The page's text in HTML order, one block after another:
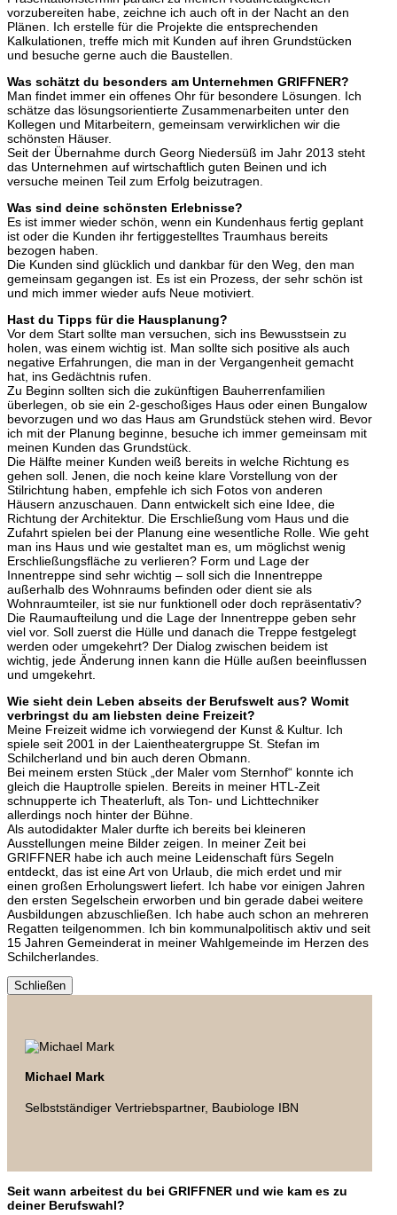
vorzubereiten habe, zeichne ich auch oft in der Nacht an den
Plänen. Ich erstelle für die Projekte die entsprechenden
Kalkulationen, treffe mich mit Kunden auf ihren Grundstücken
und besuche gerne auch die Baustellen.
Was schätzt du besonders am Unternehmen GRIFFNER?
Man findet immer ein offenes Ohr für besondere Lösungen. Ich
schätze das lösungsorientierte Zusammenarbeiten unter den
Kollegen und Mitarbeitern, gemeinsam verwirklichen wir die
schönsten Häuser.
Seit der Übernahme durch Georg Niedersüß im Jahr 2013 steht
das Unternehmen auf wirtschaftlich guten Beinen und ich
versuche meinen Teil zum Erfolg beizutragen.
Was sind deine schönsten Erlebnisse?
Es ist immer wieder schön, wenn ein Kundenhaus fertig geplant
ist oder die Kunden ihr fertiggestelltes Traumhaus bereits
bezogen haben.
Die Kunden sind glücklich und dankbar für den Weg, den man
gemeinsam gegangen ist. Es ist ein Prozess, der sehr schön ist
und mich immer wieder aufs Neue motiviert.
Hast du Tipps für die Hausplanung?
Vor dem Start sollte man versuchen, sich ins Bewusstsein zu
holen, was einem wichtig ist. Man sollte sich positive als auch
negative Erfahrungen, die man in der Vergangenheit gemacht
hat, ins Gedächtnis rufen.
Zu Beginn sollten sich die zukünftigen Bauherrenfamilien
überlegen, ob sie ein 2-geschoßiges Haus oder einen Bungalow
bevorzugen und wo das Haus am Grundstück stehen wird. Bevor
ich mit der Planung beginne, besuche ich immer gemeinsam mit
meinen Kunden das Grundstück.
Die Hälfte meiner Kunden weiß bereits in welche Richtung es
gehen soll. Jenen, die noch keine klare Vorstellung von der
Stilrichtung haben, empfehle ich sich Fotos von anderen
Häusern anzuschauen. Dann entwickelt sich eine Idee, die
Richtung der Architektur. Die Erschließung vom Haus und die
Zufahrt spielen bei der Planung eine wesentliche Rolle. Wie geht
man ins Haus und wie gestaltet man es, um möglichst wenig
Erschließungsfläche zu verlieren? Form und Lage der
Innentreppe sind sehr wichtig – soll sich die Innentreppe
außerhalb des Wohnraums befinden oder dient sie als
Wohnraumteiler, ist sie nur funktionell oder doch repräsentativ?
Die Raumaufteilung und die Lage der Innentreppe geben sehr
viel vor. Soll zuerst die Hülle und danach die Treppe festgelegt
werden oder umgekehrt? Der Dialog zwischen beidem ist
wichtig, jede Änderung innen kann die Hülle außen beeinflussen
und umgekehrt.
Wie sieht dein Leben abseits der Berufswelt aus? Womit
verbringst du am liebsten deine Freizeit?
Meine Freizeit widme ich vorwiegend der Kunst & Kultur. Ich
spiele seit 2001 in der Laientheatergruppe St. Stefan im
Schilcherland und bin auch deren Obmann.
Bei meinem ersten Stück „der Maler vom Sternhof“ konnte ich
gleich die Hauptrolle spielen. Bereits in meiner HTL-Zeit
schnupperte ich Theaterluft, als Ton- und Lichttechniker
allerdings noch hinter der Bühne.
Als autodidakter Maler durfte ich bereits bei kleineren
Ausstellungen meine Bilder zeigen. In meiner Zeit bei
GRIFFNER habe ich auch meine Leidenschaft fürs Segeln
entdeckt, das ist eine Art von Urlaub, die mich erdet und mir
einen großen Erholungswert liefert. Ich habe vor einigen Jahren
den ersten Segelschein erworben und bin gerade dabei weitere
Ausbildungen abzuschließen. Ich habe auch schon an mehreren
Regatten teilgenommen. Ich bin kommunalpolitisch aktiv und seit
15 Jahren Gemeinderat in meiner Wahlgemeinde im Herzen des
Schilcherlandes.
Schließen
Michael Mark
Selbstständiger Vertriebspartner, Baubiologe IBN
Seit wann arbeitest du bei GRIFFNER und wie kam es zu
deiner Berufswahl?